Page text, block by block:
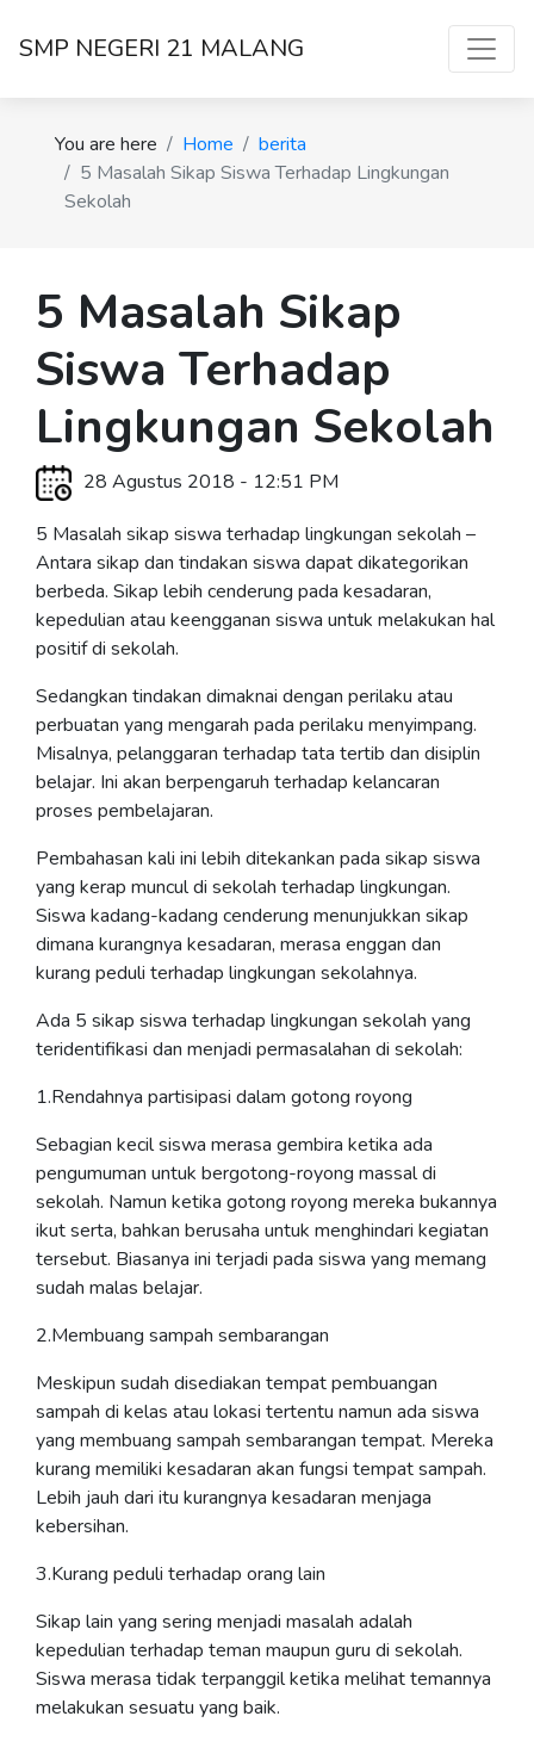
SMP NEGERI 21 MALANG
You are here Home
berita
5 Masalah Sikap Siswa Terhadap Lingkungan
Sekolah
5 Masalah Sikap
Siswa Terhadap
Lingkungan Sekolah
28 Agustus 2018 - 12:51 PM
5 Masalah sikap siswa terhadap lingkungan sekolah –
Antara sikap dan tindakan siswa dapat dikategorikan
berbeda. Sikap lebih cenderung pada kesadaran,
kepedulian atau keengganan siswa untuk melakukan hal
positif di sekolah.
Sedangkan tindakan dimaknai dengan perilaku atau
perbuatan yang mengarah pada perilaku menyimpang.
Misalnya, pelanggaran terhadap tata tertib dan disiplin
belajar. Ini akan berpengaruh terhadap kelancaran
proses pembelajaran.
Pembahasan kali ini lebih ditekankan pada sikap siswa
yang kerap muncul di sekolah terhadap lingkungan.
Siswa kadang-kadang cenderung menunjukkan sikap
dimana kurangnya kesadaran, merasa enggan dan
kurang peduli terhadap lingkungan sekolahnya.
Ada 5 sikap siswa terhadap lingkungan sekolah yang
teridentifikasi dan menjadi permasalahan di sekolah:
1.Rendahnya partisipasi dalam gotong royong
Sebagian kecil siswa merasa gembira ketika ada
pengumuman untuk bergotong-royong massal di
sekolah. Namun ketika gotong royong mereka bukannya
ikut serta, bahkan berusaha untuk menghindari kegiatan
tersebut. Biasanya ini terjadi pada siswa yang memang
sudah malas belajar.
2.Membuang sampah sembarangan
Meskipun sudah disediakan tempat pembuangan
sampah di kelas atau lokasi tertentu namun ada siswa
yang membuang sampah sembarangan tempat. Mereka
kurang memiliki kesadaran akan fungsi tempat sampah.
Lebih jauh dari itu kurangnya kesadaran menjaga
kebersihan.
3.Kurang peduli terhadap orang lain
Sikap lain yang sering menjadi masalah adalah
kepedulian terhadap teman maupun guru di sekolah.
Siswa merasa tidak terpanggil ketika melihat temannya
melakukan sesuatu yang baik.